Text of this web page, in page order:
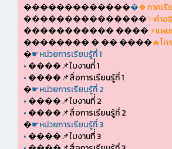
��������������🍀ภาคเรี
���������������✨คำอ
����������� ����⚡แผ
�������� � �� ����🔥โ
�☛หน่วยการเรียนรู้ที่ 1
•����📌ใบงานที่่ 1
•����📌สื่อการเรียนรู้ที่ 1
�☛หน่วยการเรียนรู้ที่ 2
•����📌ใบงานที่่ 2
•����📌สื่อการเรียนรู้ที่ 2
�☛หน่วยการเรียนรู้ที่ 3
•����📌ใบงานที่่ 3